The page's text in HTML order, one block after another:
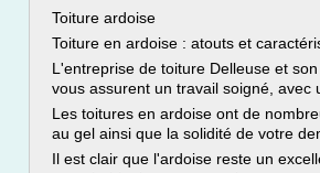
Toiture ardoise
Toiture en ardoise : atouts et
L'entreprise de toiture Delleuse et
vous assurent un travail soigné, avec
Les toitures en ardoise ont de
au gel ainsi que la solidité de votre
Il est clair que l'ardoise reste un